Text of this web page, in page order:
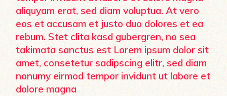
aliquyam erat, sed diam voluptua. At vero
eos et accusam et justo duo dolores et ea
rebum. Stet clita kasd gubergren, no sea
takimata sanctus est Lorem ipsum dolor sit
amet, consetetur sadipscing elitr, sed diam
nonumy eirmod tempor invidunt ut labore et
dolore magna